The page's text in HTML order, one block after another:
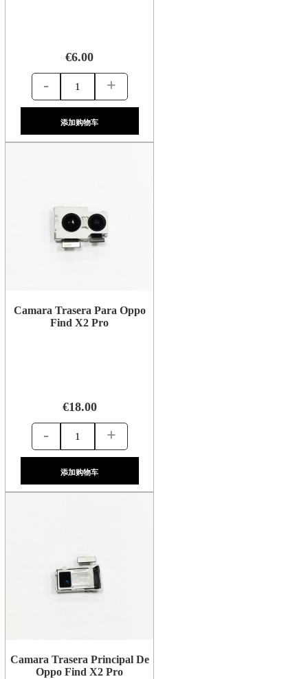
€6.00
- +
添加购物车
Camara Trasera Para Oppo
Find X2 Pro
€18.00
- +
添加购物车
Camara Trasera Principal De
Oppo Find X2 Pro